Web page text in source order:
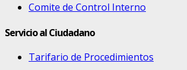
Comite de Control Interno
Servicio al Ciudadano
Tarifario de Procedimientos